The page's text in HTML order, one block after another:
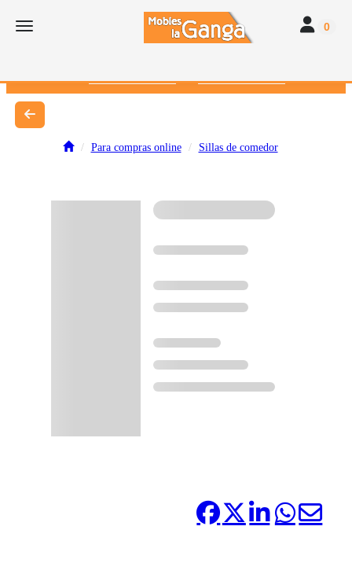
Toggle navigation Toggle
0
Para compras online Sillas de comedor